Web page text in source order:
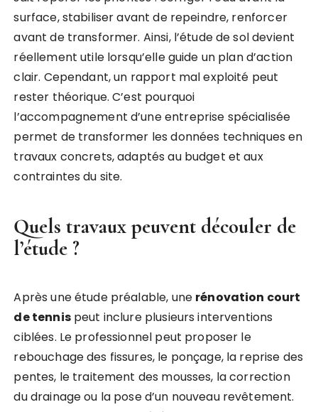
surface, stabiliser avant de repeindre, renforcer
avant de transformer. Ainsi, l’étude de sol devient
réellement utile lorsqu’elle guide un plan d’action
clair. Cependant, un rapport mal exploité peut
rester théorique. C’est pourquoi
l’accompagnement d’une entreprise spécialisée
permet de transformer les données techniques en
travaux concrets, adaptés au budget et aux
contraintes du site.
Quels travaux peuvent découler de
l’étude ?
Après une étude préalable, une rénovation court
de tennispeut inclure plusieurs interventions
ciblées. Le professionnel peut proposer le
rebouchage des fissures, le ponçage, la reprise des
pentes, le traitement des mousses, la correction
du drainage ou la pose d’un nouveau revêtement.